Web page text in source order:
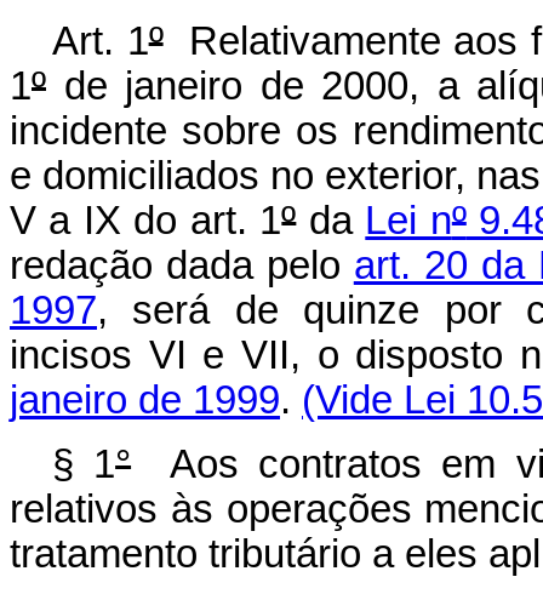
Art. 1ºRelativamente aos
1º de janeiro de 2000, a
incidente sobre os
e domiciliados no exterior,
V a IX do art. 1ºda Lei nº
redação dada pelo art. 20 da
1997, será de quinze por
incisos VI e VII, o disposto
janeiro de 1999. (Vide Lei
§ 1°Aos contratos em
relativos às operações
tratamento tributário a eles